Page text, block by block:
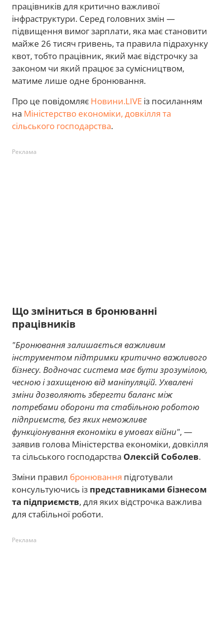
працівників для критично важливої
інфраструктури. Серед головних змін —
підвищення вимог зарплати, яка має становити
майже 26 тисяч гривень, та правила підрахунку
квот, тобто працівник, який має відстрочку за
законом чи який працює за сумісництвом,
матиме лише одне бронювання.
Про це повідомляє Новини.LIVE із посиланням
на Міністерство економіки, довкілля та
сільського господарства.
Реклама
Що зміниться в бронюванні
працівників
"Бронювання залишається важливим
інструментом підтримки критично важливого
бізнесу. Водночас система має бути зрозумілою,
чесною і захищеною від маніпуляцій. Ухвалені
зміни дозволяють зберегти баланс між
потребами оборони та стабільною роботою
підприємств, без яких неможливе
функціонування економіки в умовах війни", —
заявив голова Міністерства економіки, довкілля
та сільського господарства Олексій Соболев.
Зміни правил бронювання підготували
консультуючись із представниками бізнесом
та підприємств, для яких відстрочка важлива
для стабільної роботи.
Реклама